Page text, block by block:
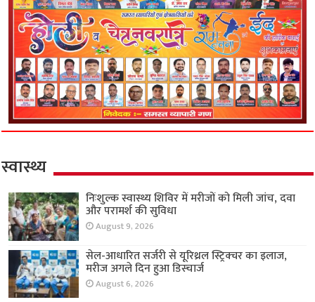
स्वास्थ्य
निःशुल्क स्वास्थ्य शिविर में मरीजों को मिली जांच, दवा
और परामर्श की सुविधा
August 9, 2026
सेल-आधारित सर्जरी से यूरिथ्रल स्ट्रिक्चर का इलाज,
मरीज अगले दिन हुआ डिस्चार्ज
August 6, 2026